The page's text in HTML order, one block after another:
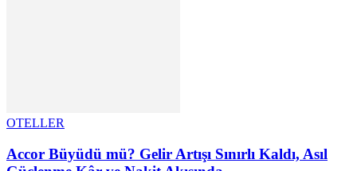
OTELLER
Accor Büyüdü mü? Gelir Artışı Sınırlı Kaldı, Asıl